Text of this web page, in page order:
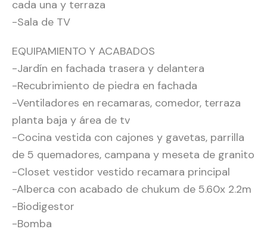
cada una y terraza
-Sala de TV
EQUIPAMIENTO Y ACABADOS
-Jardín en fachada trasera y delantera
-Recubrimiento de piedra en fachada
-Ventiladores en recamaras, comedor, terraza
planta baja y área de tv
-Cocina vestida con cajones y gavetas, parrilla
de 5 quemadores, campana y meseta de granito
-Closet vestidor vestido recamara principal
-Alberca con acabado de chukum de 5.60x 2.2m
-Biodigestor
-Bomba